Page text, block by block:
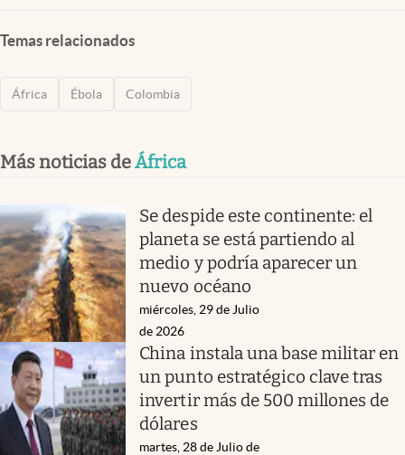
Temas relacionados
África Ébola Colombia
Más noticias deÁfrica
Se despide este continente: el
planeta se está partiendo al
medio y podría aparecer un
nuevo océano
miércoles, 29 de Julio
de 2026
China instala una base militar en
un punto estratégico clave tras
invertir más de 500 millones de
dólares
martes, 28 de Julio de